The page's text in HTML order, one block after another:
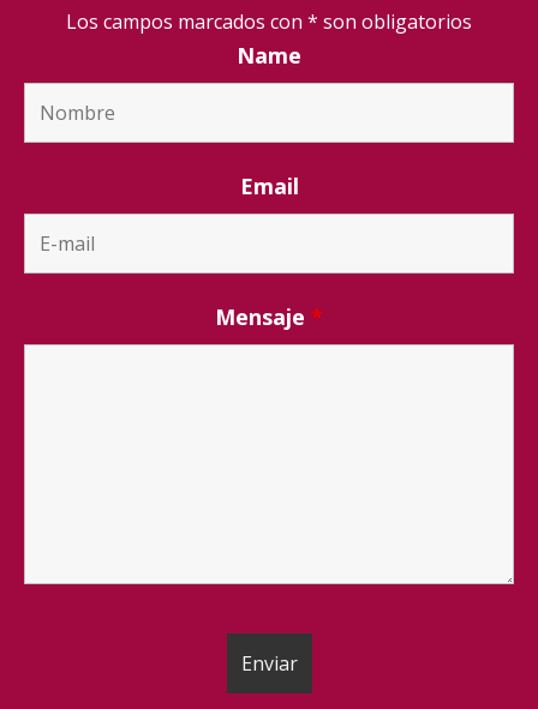
Los campos marcados con * son obligatorios
Name
Email
Mensaje *